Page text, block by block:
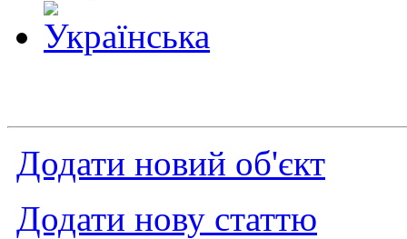
Додати новий об'єкт
Додати нову статтю